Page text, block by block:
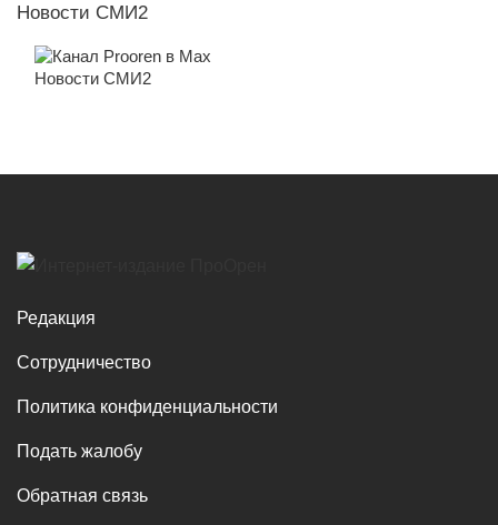
Новости СМИ2
Новости СМИ2
Редакция
Сотрудничество
Политика конфиденциальности
Подать жалобу
Обратная связь